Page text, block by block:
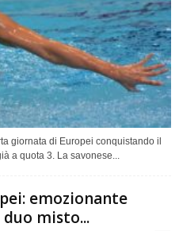
giornata di Europei conquistando il
a quota 3. La savonese...
emozionante
misto...